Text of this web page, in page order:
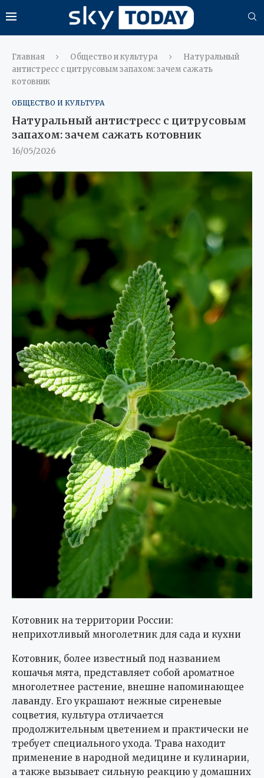
Главная Общество и культура
Натуральный
антистресс с цитрусовым запахом: зачем сажать
котовник
ОБЩЕСТВО И КУЛЬТУРА
Натуральный антистресс с цитрусовым
запахом: зачем сажать котовник
16/05/2026
Котовник на территории России:
неприхотливый многолетник для сада и кухни
Котовник, более известный под названием
кошачья мята, представляет собой ароматное
многолетнее растение, внешне напоминающее
лаванду. Его украшают нежные сиреневые
соцветия, культура отличается
продолжительным цветением и практически не
требует специального ухода. Трава находит
применение в народной медицине и кулинарии,
а также вызывает сильную реакцию у домашних